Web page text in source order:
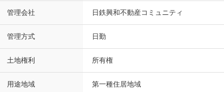
管理会社 日鉄興和不動産コミュニティ
管理方式 日勤
土地権利 所有権
用途地域 第一種住居地域